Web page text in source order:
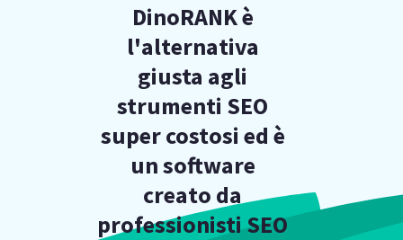
DinoRANK è
l'alternativa
giusta agli
strumenti SEO
super costosi ed è
un software
creato da
professionisti SEO